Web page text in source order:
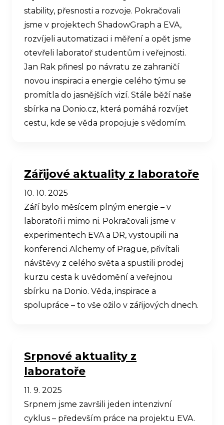
stability, přesnosti a rozvoje. Pokračovali
jsme v projektech ShadowGraph a EVA,
rozvíjeli automatizaci i měření a opět jsme
otevřeli laboratoř studentům i veřejnosti.
Jan Rak přinesl po návratu ze zahraničí
novou inspiraci a energie celého týmu se
promítla do jasnějších vizí. Stále běží naše
sbírka na Donio.cz, která pomáhá rozvíjet
cestu, kde se věda propojuje s vědomím.
Zářijové aktuality z laboratoře
10. 10. 2025
Září bylo měsícem plným energie – v
laboratoři i mimo ni. Pokračovali jsme v
experimentech EVA a DR, vystoupili na
konferenci Alchemy of Prague, přivítali
návštěvy z celého světa a spustili prodej
kurzu cesta k uvědomění a veřejnou
sbírku na Donio. Věda, inspirace a
spolupráce – to vše ožilo v zářijových dnech.
Srpnové aktuality z
laboratoře
11. 9. 2025
Srpnem jsme završili jeden intenzivní
cyklus – především práce na projektu EVA.